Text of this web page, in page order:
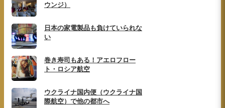
ウンジ）
日本の家電製品も負けていられな
い
巻き寿司もある！アエロフロー
ト・ロシア航空
ウクライナ国内便（ウクライナ国
際航空）で他の都市へ